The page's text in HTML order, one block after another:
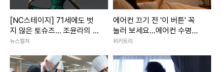
[NC스테이지] 71세에도 벗
지 않은 토슈즈… 조윤라의 시
간은 아직 현재형
뉴스컬처
에어컨 끄기 전 '이 버튼' 꼭
눌러 보세요...에어컨 수명이
늘어납니다
위키트리